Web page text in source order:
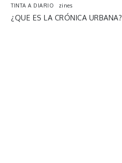
TINTA A DIARIO
zines
¿QUE ES LA CRÓNICA URBANA?